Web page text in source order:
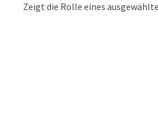
Zeigt die Rolle eines